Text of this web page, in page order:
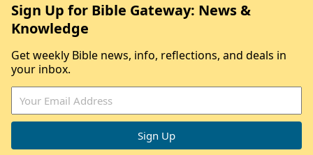
Sign Up for Bible Gateway: News &
Knowledge
Get weekly Bible news, info, reflections, and deals in
your inbox.